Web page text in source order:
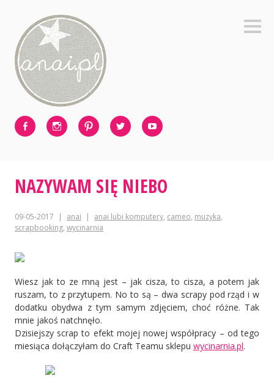
content
NAZYWAM SIĘ NIEBO
09-05-2017 anai anai lubi komputery, cameo, muzyka,
scrapbooking, wycinarnia
Wiesz jak to ze mną jest – jak cisza, to cisza, a potem jak
ruszam, to z przytupem. No to są – dwa scrapy pod rząd i w
dodatku obydwa z tym samym zdjęciem, choć różne. Tak
mnie jakoś natchnęło.
Dzisiejszy scrap to efekt mojej nowej współpracy – od tego
miesiąca dołączyłam do Craft Teamu sklepu wycinarnia.pl.